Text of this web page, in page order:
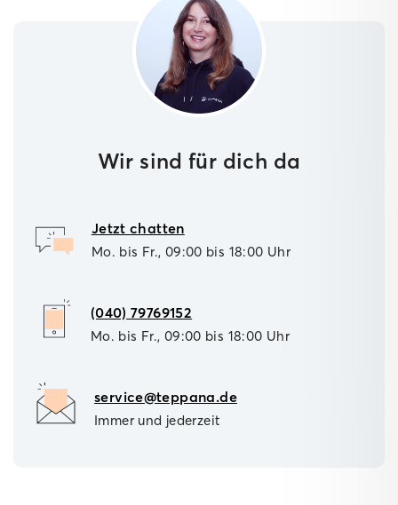
Wir sind für dich da
Jetzt chatten
Mo. bis Fr., 09:00 bis 18:00 Uhr
(040) 79769152
Mo. bis Fr., 09:00 bis 18:00 Uhr
service@teppana.de
Immer und jederzeit